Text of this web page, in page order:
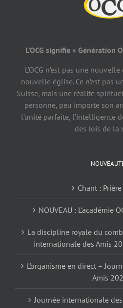
L’OCG signifie « Génération
L’OCG n’est pas une
nouvelle église. Ce n’est pas
Suisse, mais une réalité
personne, peu importe son
l’unité parfaite, l’intelligence
des lois de la
Chant :
NOUVEAU : L’académie
La discipline royale du
internationale des Amis
L’organisme en direct –
Amis
Journée internationale